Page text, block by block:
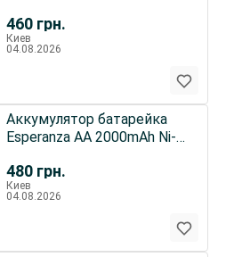
460 грн.
Киев
04.08.2026
480 грн.
Аккумулятор батарейка
Esperanza AA 2000mAh Ni-
Киев
04.08.2026